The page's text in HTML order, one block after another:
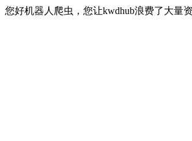
您好机器人爬虫，您让kwdhub浪费了大量